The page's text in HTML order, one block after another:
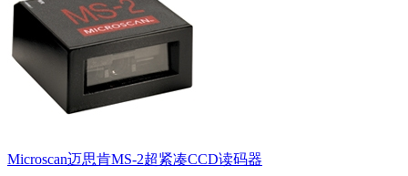
Microscan迈思肯MS-2超紧凑CCD读码器